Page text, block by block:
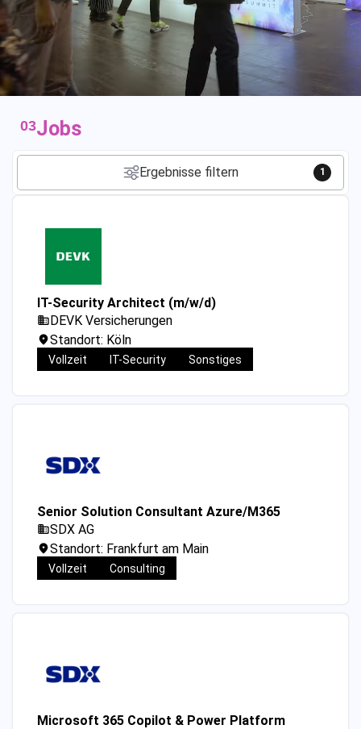
03Jobs
Ergebnisse filtern 1
IT-Security Architect (m/w/d)
DEVK Versicherungen
Standort: Köln
Vollzeit IT-Security Sonstiges
Senior Solution Consultant Azure/M365
SDX AG
Standort: Frankfurt am Main
Vollzeit Consulting
Microsoft 365 Copilot & Power Platform